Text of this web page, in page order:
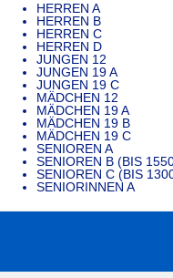
HERREN A
HERREN B
HERREN C
HERREN D
JUNGEN 12
JUNGEN 19 A
JUNGEN 19 C
MÄDCHEN 12
MÄDCHEN 19 A
MÄDCHEN 19 B
MÄDCHEN 19 C
SENIOREN A
SENIOREN B (BIS
SENIOREN C (BIS
SENIORINNEN A